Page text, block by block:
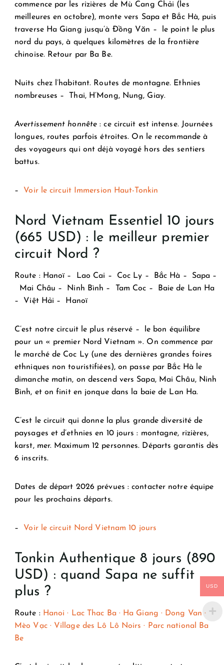
commence par les rizières de Mù Cang Chải (les
meilleures en octobre), monte vers Sapa et Bắc Hà, puis
traverse Ha Giang jusqu’à Đồng Văn – le point le plus
nord du pays, à quelques kilomètres de la frontière
chinoise. Retour par Ba Be.
Nuits chez l’habitant. Routes de montagne. Ethnies
nombreuses – Thai, H’Mong, Nung, Giay.
Avertissement honnête : ce circuit est intense. Journées
longues, routes parfois étroites. On le recommande à
des voyageurs qui ont déjà voyagé hors des sentiers
battus.
– Voir le circuit Immersion Haut-Tonkin
Nord Vietnam Essentiel 10 jours
(665 USD) : le meilleur premier
circuit Nord ?
Route :Hanoï – Lao Cai – Coc Ly – Bắc Hà – Sapa –
Mai Châu – Ninh Bình – Tam Coc – Baie de Lan Ha
– Việt Hải – Hanoï
C’est notre circuit le plus réservé – le bon équilibre
pour un « premier Nord Vietnam ». On commence par
le marché de Coc Ly (une des dernières grandes foires
ethniques non touristifiées), on passe par Bắc Hà le
dimanche matin, on descend vers Sapa, Mai Châu, Ninh
Bình, et on finit en jonque dans la baie de Lan Ha.
C’est le circuit qui donne la plus grande diversité de
paysages et d’ethnies en 10 jours : montagne, rizières,
karst, mer. Maximum 12 personnes. Départs garantis dès
6 inscrits.
Dates de départ 2026 prévues : contacter notre équipe
pour les prochains départs.
– Voir le circuit Nord Vietnam 10 jours
Tonkin Authentique 8 jours (890
USD) : quand Sapa ne suffit
plus ?
Route : Hanoi · Lac Thac Ba · Ha Giang · Dong Van ·
Mèo Vạc · Village des Lô Lô Noirs · Parc national Ba
Be
USD